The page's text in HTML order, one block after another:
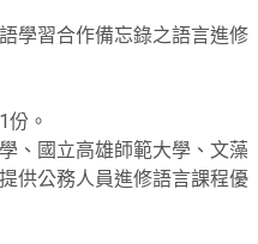
學習合作備忘錄之語言進修
。
、國立高雄師範大學、文藻
供公務人員進修語言課程優